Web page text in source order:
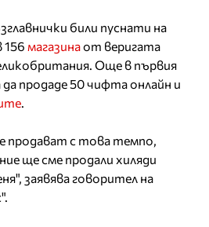
били пуснати на
156 магазинаот веригата
Още в първия
продаде 50 чифта онлайн и
.
продават с това темпо,
ще сме продали хиляди
заявява говорител на